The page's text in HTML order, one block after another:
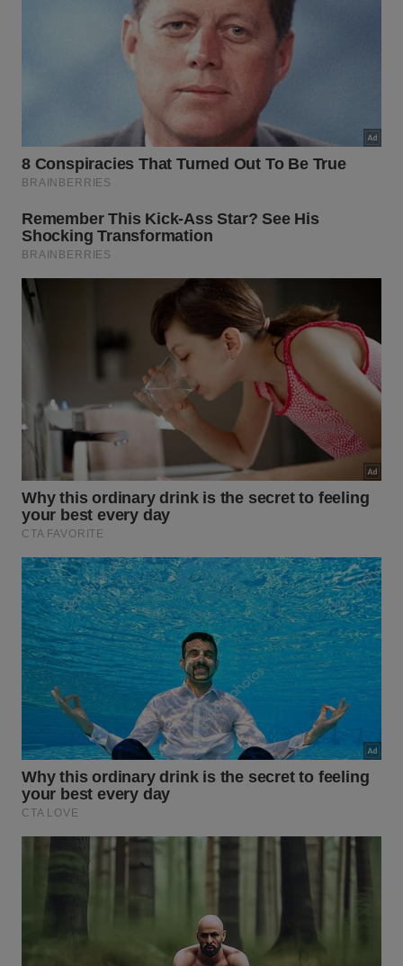
A umidade acumulada cria o ambiente ideal para a
proliferação de microrganismos nocivos nas superfícies. –
Imagem gerada por IA
Além de potencializar a higienização de azulejos,
esse elemento neutro neutraliza odores
impregnados em tecidos de forma surpreendente.
Compreender suas principais aplicações facilita as
tarefas diárias, conforme demonstram as utilidades
listadas abaixo para alcançar máxima
caseiraeproteção garantida:
Polvilhar sobre tapetes para remover odores de
fumaça ou umidade.
Misturar com detergente neutro para lavar pisos
e rejuntes encardidos.
Aplicar no fundo do vaso sanitário para dissolver
manchas minerais.
Como otimizar o tempo gasto na
higienização semanal dos
ambientes?
Desenvolver um cronograma organizado e adotar o
uso de panos coloridos para cada cômodo evita a
trabalho. Essas estratégias simples eliminam a
necessidade de refazer tarefas, consolidando uma
gestão inteligente
do tempo e proporcionando